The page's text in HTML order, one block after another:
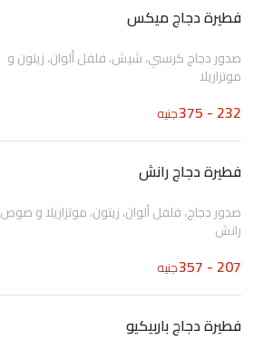
فطيرة دجاج ميكس
صدور دجاج كرسبي، شيش، فلفل ألوان، زيتون و
موتزاريلا
232 - 375 جنيه
فطيرة دجاج رانش
صدور دجاج، فلفل ألوان، زيتون، موتزاريلا و صوص
رانش
207 - 357 جنيه
فطيرة دجاج باربيكيو